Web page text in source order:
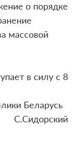
о порядке
массовой
в силу с 8
Беларусь
С.Сидорский